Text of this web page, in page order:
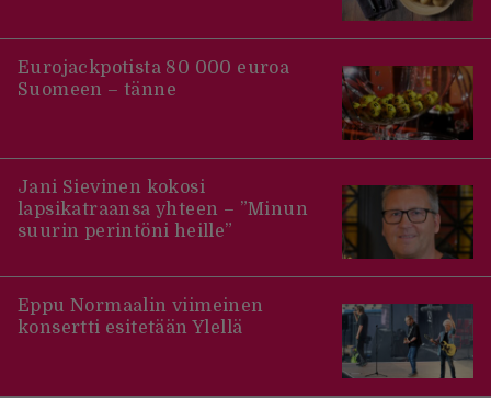
Eurojackpotista 80 000 euroa
Suomeen – tänne
Jani Sievinen kokosi
lapsikatraansa yhteen – ”Minun
suurin perintöni heille”
Eppu Normaalin viimeinen
konsertti esitetään Ylellä